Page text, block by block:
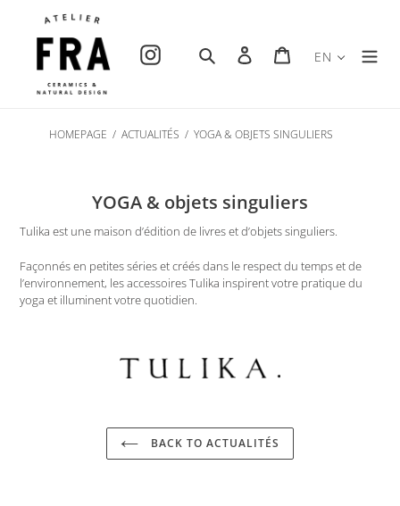
Instagram Search Log in EN
HOMEPAGE / ACTUALITÉS / YOGA & OBJETS SINGULIERS
YOGA & objets singuliers
Tulika est une maison d’édition de livres et d’objets singuliers.
Façonnés en petites séries et créés dans le respect du temps et de
l’environnement, les accessoires Tulika inspirentvotre pratique du
yoga et illuminent votre quotidien.
BACK TO ACTUALITÉS